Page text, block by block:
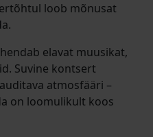
loob mõnusat
elavat muusikat,
Suvine kontsert
atmosfääri –
on loomulikult koos